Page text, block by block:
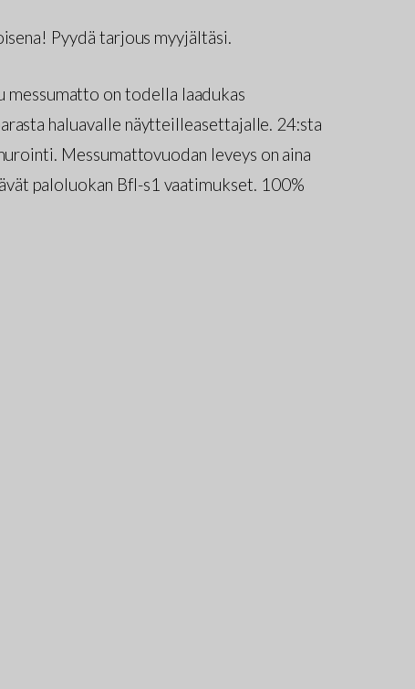
Pyydä tarjous myyjältäsi.
messumatto on todella laadukas
haluavalle näytteilleasettajalle. 24:sta
Messumattovuodan leveys on aina
paloluokan Bfl-s1 vaatimukset. 100%